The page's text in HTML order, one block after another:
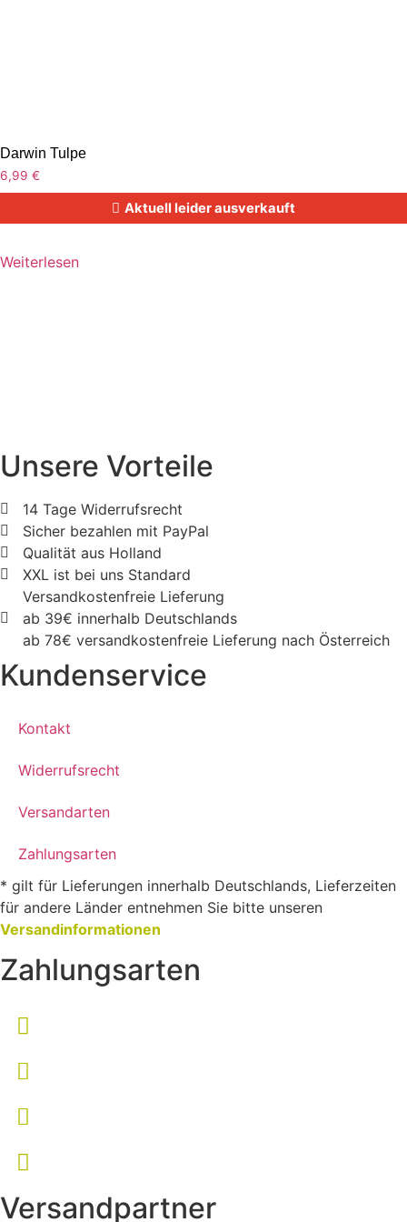
Darwin Tulpe
6,99 €
Aktuell leider ausverkauft
Weiterlesen
Unsere Vorteile
14 Tage Widerrufsrecht
Sicher bezahlen mit PayPal
Qualität aus Holland
XXL ist bei uns Standard
Versandkostenfreie Lieferung
ab 39€ innerhalb Deutschlands
ab 78€ versandkostenfreie Lieferung nach Österreich
Kundenservice
Kontakt
Widerrufsrecht
Versandarten
Zahlungsarten
* gilt für Lieferungen innerhalb Deutschlands, Lieferzeiten
für andere Länder entnehmen Sie bitte unseren
Versandinformationen
Zahlungsarten
Versandpartner